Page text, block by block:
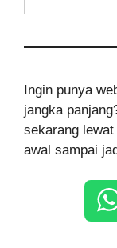
Ingin punya
jangka
sekarang
awal sampai